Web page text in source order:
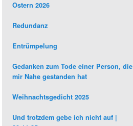
Ostern 2026
Redundanz
Entrümpelung
Gedanken zum Tode einer Person, die
mir Nahe gestanden hat
Weihnachtsgedicht 2025
Und trotzdem gebe ich nicht auf |